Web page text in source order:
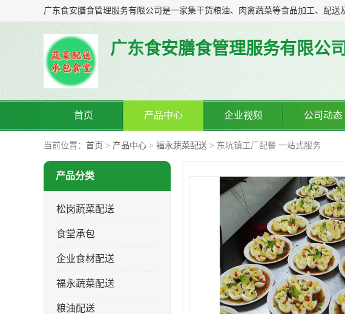
广东食安膳食管理服务有限公司
首页 产品中心 企业视频 公司动态
当前位置： 首页 > 产品中心 > 福永蔬菜配送 > 东坑镇工厂配餐 一站式服务
产品分类
松岗蔬菜配送
食堂承包
企业食材配送
福永蔬菜配送
粮油配送